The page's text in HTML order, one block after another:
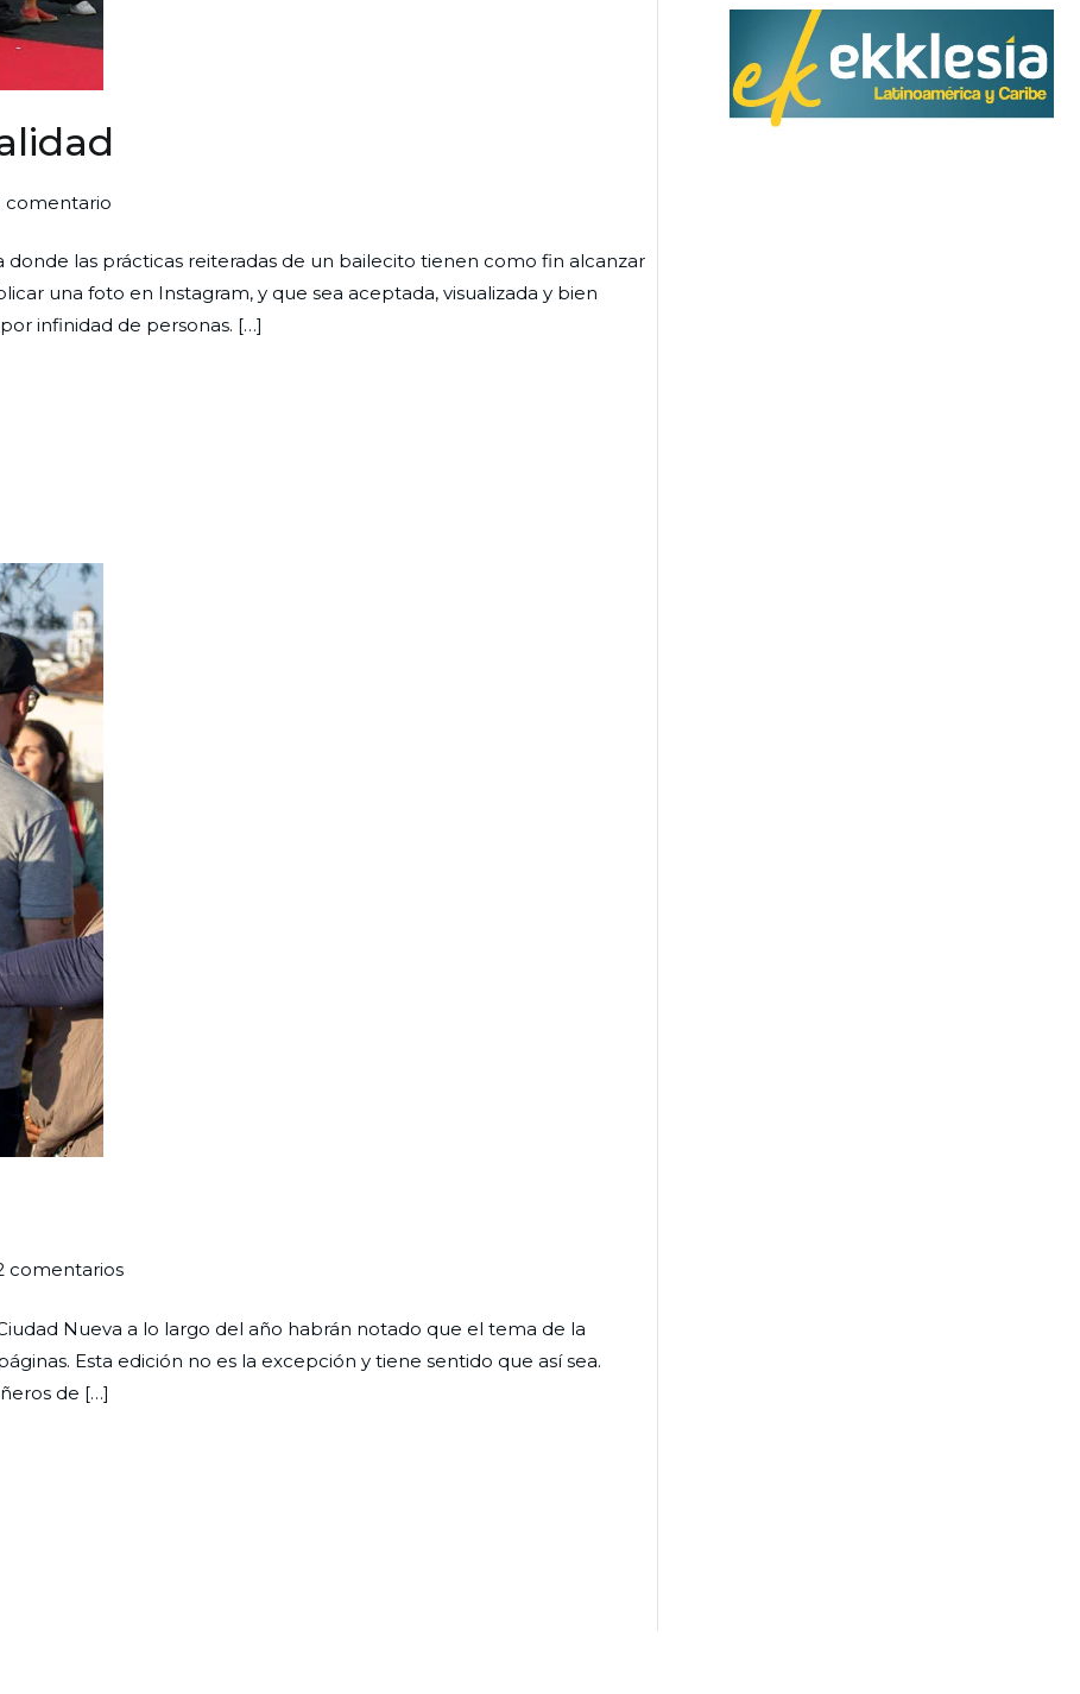
comentarioen
extraordinaria
originalidad
donde las prácticas reiteradas de un bailecito tienen como fin alcanzar
una foto en Instagram, y que sea aceptada, visualizada y bien
infinidad de personas. […]
comentariosen
clave
está
Nueva a lo largo del año habrán notado que el tema de la
Esta edición no es la excepción y tiene sentido que así sea.
de […]